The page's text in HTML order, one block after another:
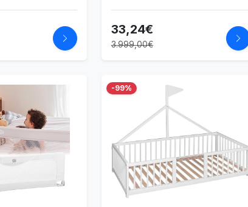
33,24€
3.999,00€
-99%